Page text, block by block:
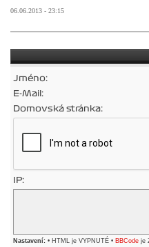
06.06.2013 - 23:15
Jméno:
E-Mail:
Domovská stránka:
IP:
Nastavení: • HTML je VYPNUTÉ • BBCode je